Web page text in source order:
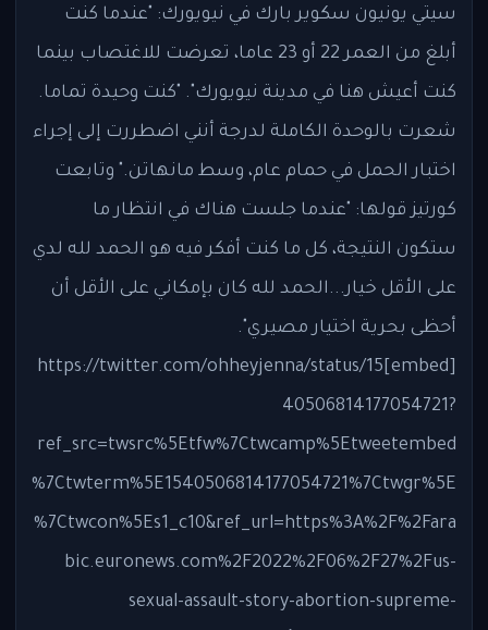
سيتي يونيون سكوير بارك في نيويورك: "عندما كنت
أبلغ من العمر 22 أو 23 عاما، تعرضت للاغتصاب بينما
كنت أعيش هنا في مدينة نيويورك". "كنت وحيدة تماما.
شعرت بالوحدة الكاملة لدرجة أنني اضطررت إلى إجراء
اختبار الحمل في حمام عام، وسط مانهاتن." وتابعت
كورتيز قولها: "عندما جلست هناك في انتظار ما
ستكون النتيجة، كل ما كنت أفكر فيه هو الحمد لله لدي
على الأقل خيار...الحمد لله كان بإمكاني على الأقل أن
أحظى بحرية اختيار مصيري".
[embed]https://twitter.com/ohheyjenna/status/15
40506814177054721?
ref_src=twsrc%5Etfw%7Ctwcamp%5Etweetembed
%7Ctwterm%5E1540506814177054721%7Ctwgr%5E
%7Ctwcon%5Es1_c10&ref_url=https%3A%2F%2Fara
bic.euronews.com%2F2022%2F06%2F27%2Fus-
sexual-assault-story-abortion-supreme-